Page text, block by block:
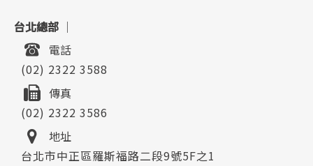
台北總部 ｜
地址
台北市中正區羅斯福路二段9號5F之1
電話
(02) 2322 3588
傳真
(02) 2322 3586